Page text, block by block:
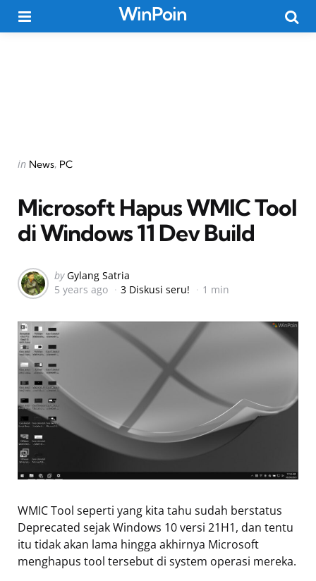
WinPoin
Categories
Posted
in News PC
Microsoft Hapus WMIC Tool
di Windows 11 Dev Build
Posted
by
by Gylang Satria
5 years ago
3 Diskusi seru! 1 min
WMIC Tool seperti yang kita tahu sudah berstatus
Deprecated sejak Windows 10 versi 21H1, dan tentu
itu tidak akan lama hingga akhirnya Microsoft
menghapus tool tersebut di system operasi mereka.